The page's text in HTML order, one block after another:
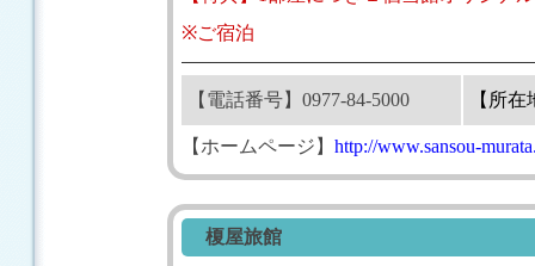
※ご宿泊
【電話番号】0977-84-5000 【所在
【ホームページ】 http://www.sansou-
榎屋旅館